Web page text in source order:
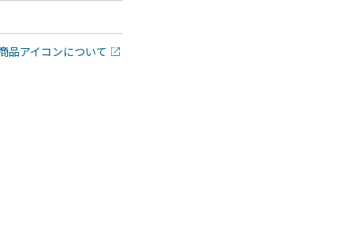
品アイコンについて